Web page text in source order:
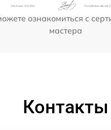
ознакомиться с
мастера
Контакты